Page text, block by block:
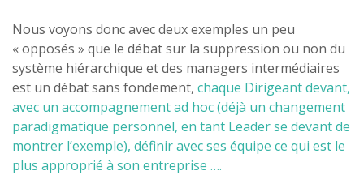
Nous voyons donc avec deux exemples un peu
« opposés » que le débat sur la suppression ou non du
système hiérarchique et des managers intermédiaires
est un débat sans fondement, chaque Dirigeant devant,
avec un accompagnement ad hoc (déjà un changement
paradigmatique personnel, en tant Leader se devant de
montrer l’exemple), définir avec ses équipe ce qui est le
plus approprié à son entreprise ….